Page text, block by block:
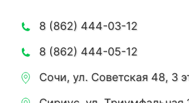
8 (862) 444-03-12
8 (862) 444-05-12
Сочи, ул. Советская 48, 3